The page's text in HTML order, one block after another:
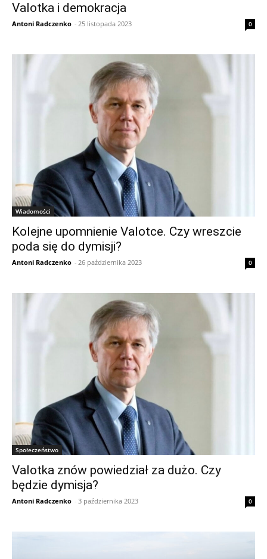
Valotka i demokracja
Antoni Radczenko - 25 listopada 2023 0
Wiadomości
Kolejne upomnienie Valotce. Czy wreszcie
poda się do dymisji?
Antoni Radczenko - 26 października 2023 0
Społeczeństwo
Valotka znów powiedział za dużo. Czy
będzie dymisja?
Antoni Radczenko - 3 października 2023 0